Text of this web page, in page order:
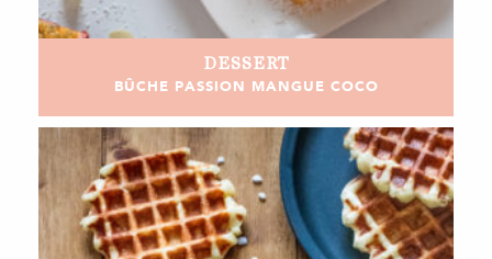
DESSERT
BÛCHE PASSION MANGUE COCO